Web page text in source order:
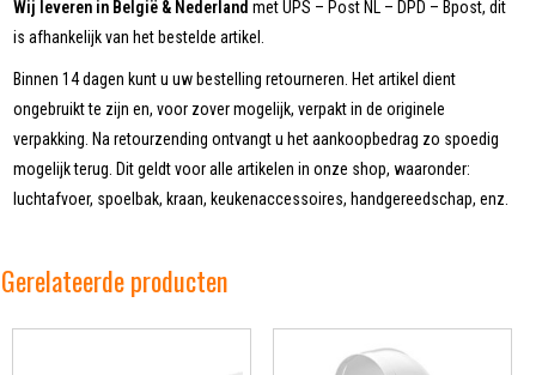
Wij leveren in België & Nederland met UPS – Post NL – DPD – Bpost, dit
is afhankelijk van het bestelde artikel.
Binnen 14 dagen kunt u uw bestelling retourneren. Het artikel dient
ongebruikt te zijn en, voor zover mogelijk, verpakt in de originele
verpakking. Na retourzending ontvangt u het aankoopbedrag zo spoedig
mogelijk terug. Dit geldt voor alle artikelen in onze shop, waaronder:
luchtafvoer, spoelbak, kraan, keukenaccessoires, handgereedschap, enz.
Gerelateerde producten